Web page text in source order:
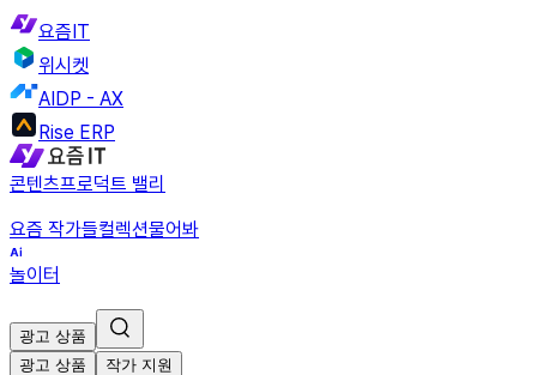
요즘IT
위시켓
AIDP - AX
Rise ERP
콘텐츠프로덕트 밸리
요즘 작가들컬렉션물어봐
놀이터
광고 상품
광고 상품
작가 지원